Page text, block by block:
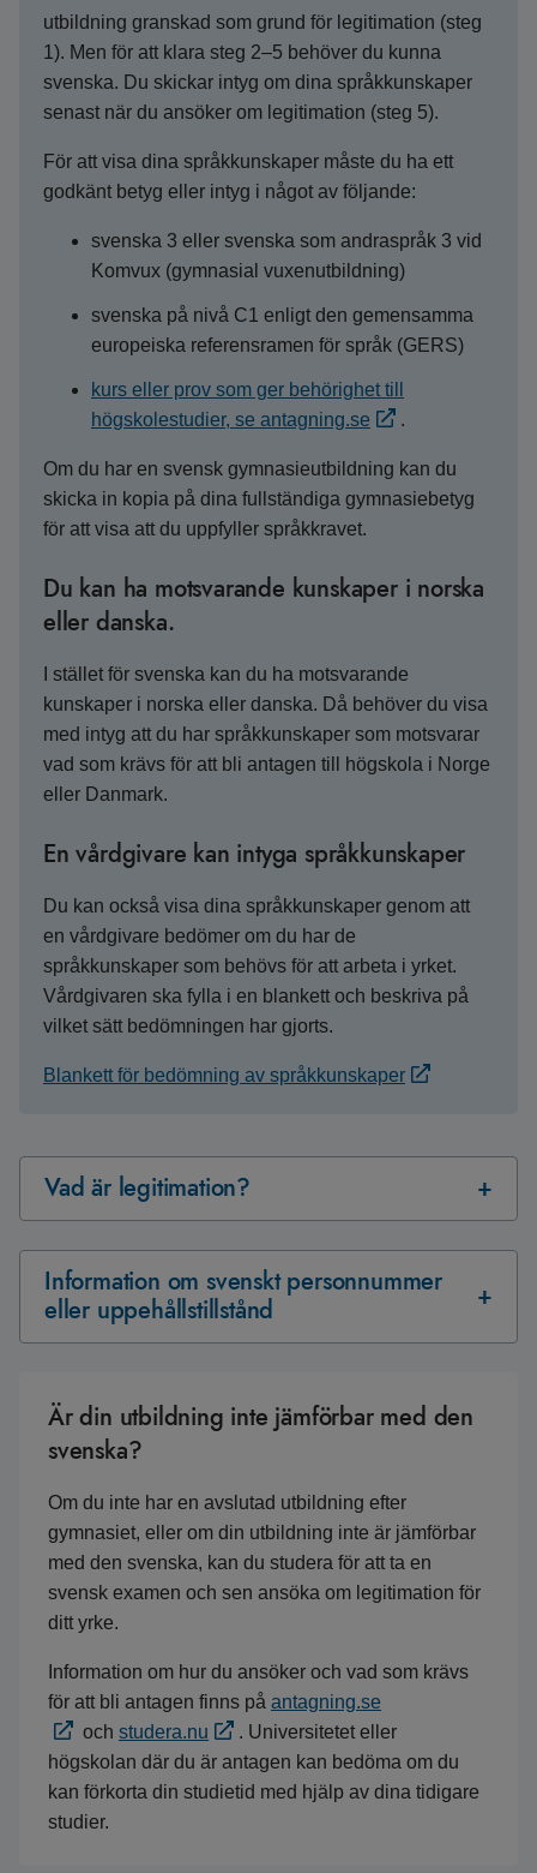
utbildning granskad som grund för legitimation (steg
1). Men för att klara steg 2–5 behöver du kunna
svenska. Du skickar intyg om dina språkkunskaper
senast när du ansöker om legitimation (steg 5).
För att visa dina språkkunskaper måste du ha ett
godkänt betyg eller intyg i något av följande:
svenska 3 eller svenska som andraspråk 3 vid
Komvux (gymnasial vuxenutbildning)
svenska på nivå C1 enligt den gemensamma
europeiska referensramen för språk (GERS)
kurs eller prov som ger behörighet till
högskolestudier, se antagning.se
.
Om du har en svensk gymnasieutbildning kan du
skicka in kopia på dina fullständiga gymnasiebetyg
för att visa att du uppfyller språkkravet.
Du kan ha motsvarande kunskaper i norska
eller danska.
I stället för svenska kan du ha motsvarande
kunskaper i norska eller danska. Då behöver du visa
med intyg att du har språkkunskaper som motsvarar
vad som krävs för att bli antagen till högskola i Norge
eller Danmark.
En vårdgivare kan intyga språkkunskaper
Du kan också visa dina språkkunskaper genom att
en vårdgivare bedömer om du har de
språkkunskaper som behövs för att arbeta i yrket.
Vårdgivaren ska fylla i en blankett och beskriva på
vilket sätt bedömningen har gjorts.
Blankett för bedömning av språkkunskaper
Vad är legitimation?
Information om svenskt personnummer
eller uppehållstillstånd
Är din utbildning inte jämförbar med den
svenska?
Om du inte har en avslutad utbildning efter
gymnasiet, eller om din utbildning inte är jämförbar
med den svenska, kan du studera för att ta en
svensk examen och sen ansöka om legitimation för
ditt yrke.
Information om hur du ansöker och vad som krävs
för att bli antagen finns på antagning.se
och studera.nu
. Universitetet eller
högskolan där du är antagen kan bedöma om du
kan förkorta din studietid med hjälp av dina tidigare
studier.